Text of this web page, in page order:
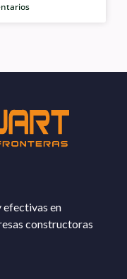
efectivas en
constructoras